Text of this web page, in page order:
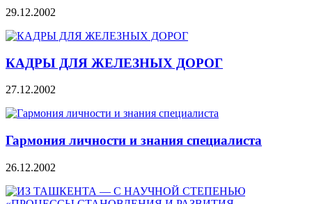
29.12.2002
КАДРЫ ДЛЯ ЖЕЛЕЗНЫХ ДОРОГ
27.12.2002
Гармония личности и знания специалиста
26.12.2002